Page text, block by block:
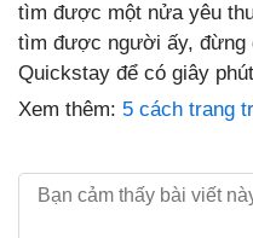
tìm được một nửa yêu
tìm được người ấy, đừng
Quickstay để có giây
Xem thêm: 5 cách trang